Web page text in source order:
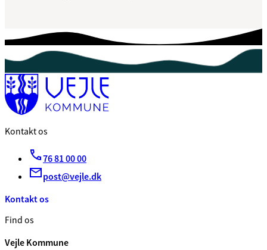
Kontakt os
76 81 00 00
post@vejle.dk
Kontakt os
Find os
Vejle Kommune